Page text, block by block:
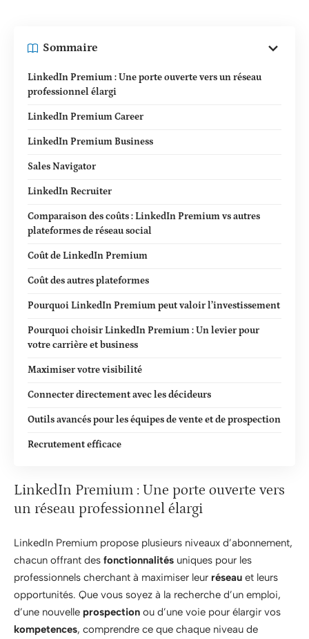
Sommaire
LinkedIn Premium : Une porte ouverte vers un réseau
professionnel élargi
LinkedIn Premium Career
LinkedIn Premium Business
Sales Navigator
LinkedIn Recruiter
Comparaison des coûts : LinkedIn Premium vs autres
plateformes de réseau social
Coût de LinkedIn Premium
Coût des autres plateformes
Pourquoi LinkedIn Premium peut valoir l’investissement
Pourquoi choisir LinkedIn Premium : Un levier pour
votre carrière et business
Maximiser votre visibilité
Connecter directement avec les décideurs
Outils avancés pour les équipes de vente et de prospection
Recrutement efficace
LinkedIn Premium : Une porte ouverte vers
un réseau professionnel élargi
LinkedIn Premium propose plusieurs niveaux d’abonnement,
chacun offrant des fonctionnalités uniques pour les
professionnels cherchant à maximiser leur réseau et leurs
opportunités. Que vous soyez à la recherche d’un emploi,
d’une nouvelle prospection ou d’une voie pour élargir vos
kompetences, comprendre ce que chaque niveau de